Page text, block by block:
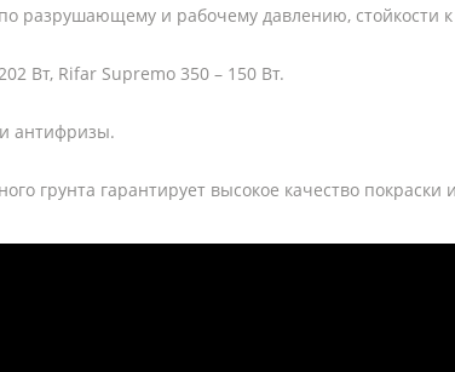
разрушающему и рабочему давлению, стойкости
Вт, Rifar Supremo 350 – 150 Вт.
антифризы.
грунта гарантирует высокое качество